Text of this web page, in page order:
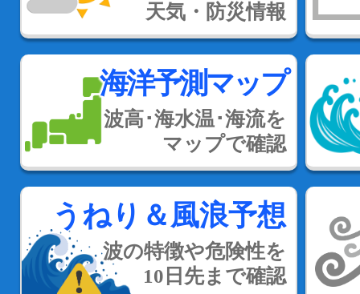
天気・防災情報
海洋予測マップ
波高･海水温･海流を
マップで確認
うねり＆風浪予想
波の特徴や危険性を
10日先まで確認